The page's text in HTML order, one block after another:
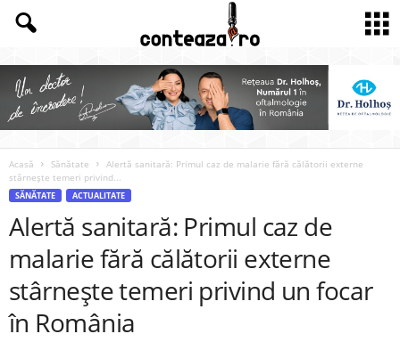
Acasă Sănătate
Alertă sanitară: Primul caz de malarie fără călătorii externe
stârnește temeri privind...
SĂNĂTATE ACTUALITATE
Alertă sanitară: Primul caz de
malarie fără călătorii externe
stârnește temeri privind un focar
în România